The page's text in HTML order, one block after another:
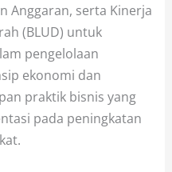
Anggaran, serta Kinerja
(BLUD) untuk
pengelolaan
ekonomi dan
praktik bisnis yang
pada peningkatan